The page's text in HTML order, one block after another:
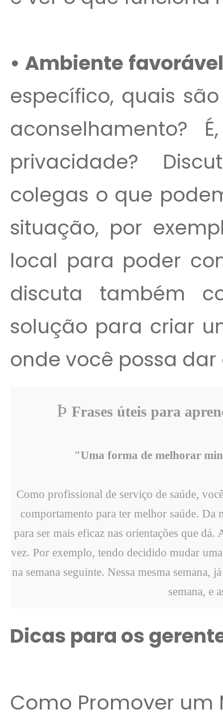
• Ambiente
específico, quais
aconselhamento?
privacidade?
colegas o que
situação, por
local para poder
discuta também
solução para criar
onde você possa
Þ Frases úteis para
"Uma forma de melhorar
Como profissional de serviço de saúde,
comportamento para ter melhor saúde. Da
para ser mais eficaz nas orientações que
vez. Por exemplo, tendo decidido mudar
na semana seguinte. Nessa mesma semana,
semana, e
Dicas para os
Como Promover